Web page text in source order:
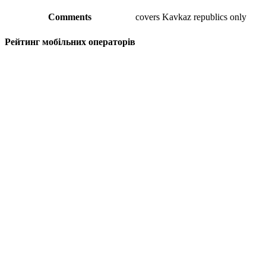
Comments covers Kavkaz republics only
Рейтинг мобільних операторів